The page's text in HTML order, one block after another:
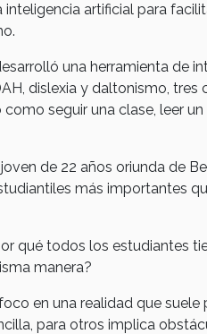
artificial para
una herramienta de
dislexia y daltonismo, tres
seguir una clase, leer
de 22 años oriunda de
más importantes
qué todos los estudiantes
manera?
en una realidad que suele
para otros implica